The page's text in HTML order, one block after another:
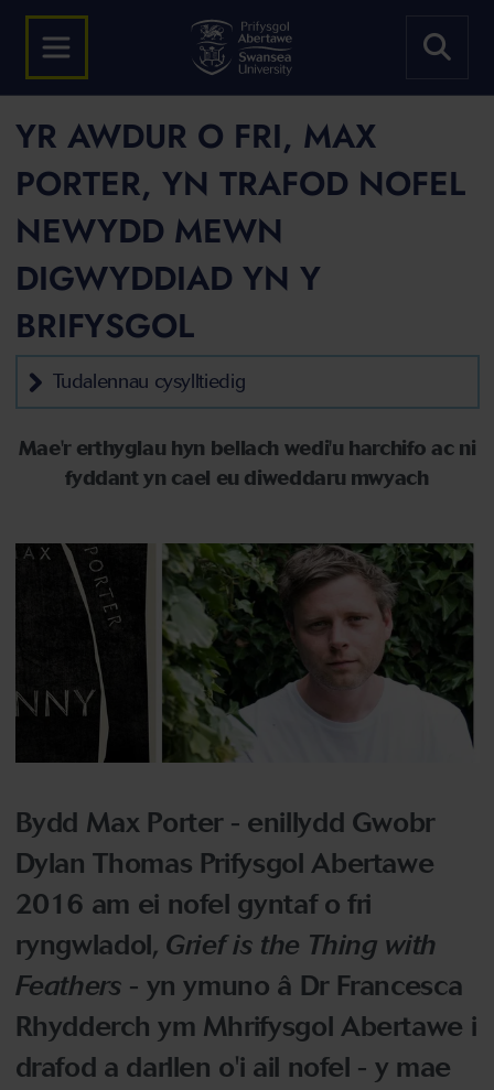
YR AWDUR O FRI, MAX
PORTER, YN TRAFOD NOFEL
NEWYDD MEWN
DIGWYDDIAD YN Y
BRIFYSGOL
Tudalennau cysylltiedig
Mae'r erthyglau hyn bellach wedi'u harchifo ac ni
fyddant yn cael eu diweddaru mwyach
Bydd Max Porter - enillydd Gwobr
Dylan Thomas Prifysgol Abertawe
2016 am ei nofel gyntaf o fri
ryngwladol, Grief is the Thing with
Feathers - yn ymuno â Dr Francesca
Rhydderch ym Mhrifysgol Abertawe i
drafod a darllen o'i ail nofel - y mae